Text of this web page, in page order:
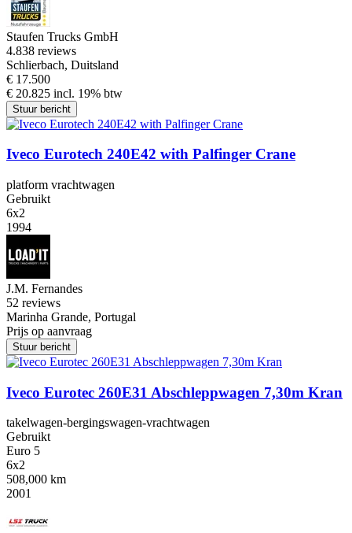
Staufen Trucks GmbH
4.838 reviews
Schlierbach, Duitsland
€ 17.500
€ 20.825 incl. 19% btw
Stuur bericht
Iveco Eurotech 240E42 with Palfinger Crane
platform vrachtwagen
Gebruikt
6x2
1994
J.M. Fernandes
52 reviews
Marinha Grande, Portugal
Prijs op aanvraag
Stuur bericht
Iveco Eurotec 260E31 Abschleppwagen 7,30m Kran
takelwagen-bergingswagen-vrachtwagen
Gebruikt
Euro 5
6x2
508,000 km
2001